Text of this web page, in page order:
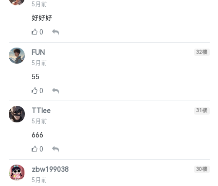
5月前
好好好
0
FUN
5月前
32楼
55
0
TTlee
5月前
31楼
666
0
zbw199038
5月前
30楼